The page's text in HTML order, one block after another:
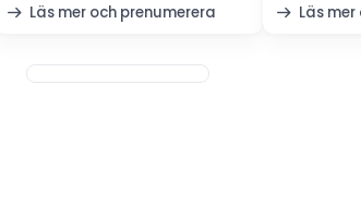
Läs mer och prenumerera
Läs